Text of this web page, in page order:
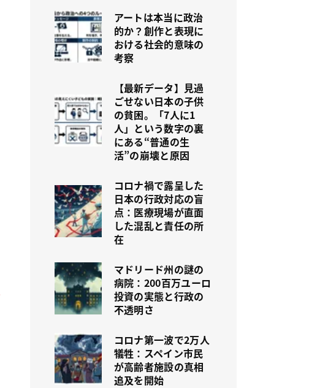
アートは本当に政治
的か？創作と表現に
おける社会的意味の
考察
【最新データ】見過
ごせない日本の子供
の貧困。「7人に1
人」という数字の裏
にある“普通の生
活”の崩壊と原因
コロナ禍で露呈した
日本の行政対応の盲
点：医療現場が直面
した混乱と責任の所
在
マドリード州の謎の
病院：200百万ユーロ
投資の実態と行政の
不透明さ
コロナ第一波で2万人
犠牲：スペイン市民
が高齢者施設の真相
追及を開始